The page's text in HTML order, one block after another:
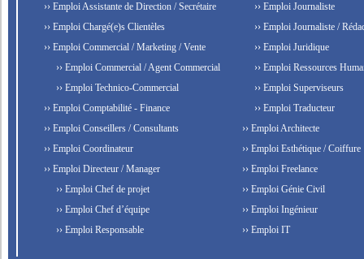
›› Emploi Assistante de Direction / Secrétaire
›› Emploi Chargé(e)s Clientèles
›› Emploi Commercial / Marketing / Vente
›› Emploi Commercial / Agent Commercial
›› Emploi Technico-Commercial
›› Emploi Comptabilité - Finance
›› Emploi Conseillers / Consultants
›› Emploi Coordinateur
›› Emploi Directeur / Manager
›› Emploi Chef de projet
›› Emploi Chef d’équipe
›› Emploi Responsable
›› Emploi Journaliste
›› Emploi Journaliste /
›› Emploi Juridique
›› Emploi Ressources
›› Emploi Superviseurs
›› Emploi Traducteur
›› Emploi Architecte
›› Emploi Esthétique / Coiffure
›› Emploi Freelance
›› Emploi Génie Civil
›› Emploi Ingénieur
›› Emploi IT